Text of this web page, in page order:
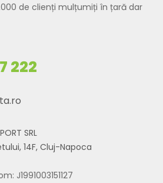
de clienți mulțumiți în țară dar
222
SRL
14F, Cluj-Napoca
J1991003151127